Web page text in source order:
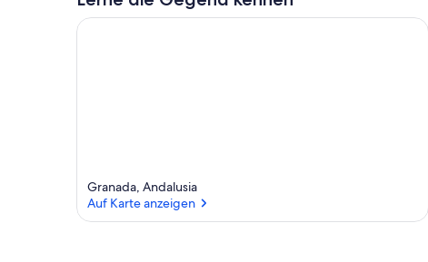
Granada, Andalusia
Auf Karte anzeigen